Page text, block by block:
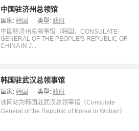
中国驻济州总领馆
国家: 韩国 类型: 政府
中国驻济州总领事馆（韩国，CONSULATE-
GENERAL OF THE PEOPLE'S REPUBLIC OF
CHINA IN J...
韩国驻武汉总领事馆
国家: 韩国 类型: 政府
该网站为韩国驻武汉总领事馆（Consulate
General of the Republic of Korea in Wuhan）...